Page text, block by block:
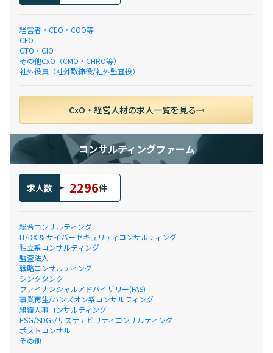
経営者・CEO・COO等
CFO
CTO・CIO
その他CxO（CMO・CHRO等）
社外役員（社外取締役/社外監査役）
CxO・経営人材の求人一覧を見る
コンサルティングファーム
求人数 2296件
総合コンサルティング
IT/DX & サイバーセキュリティコンサルティング
独立系コンサルティング
監査法人
戦略コンサルティング
シンクタンク
ファイナンシャルアドバイザリー(FAS)
事業再生/ハンズオン系コンサルティング
組織人事コンサルティング
ESG/SDGs/サステナビリティコンサルティング
ポストコンサル
その他